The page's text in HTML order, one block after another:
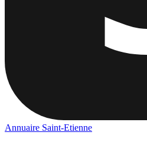
Annuaire Saint-Etienne